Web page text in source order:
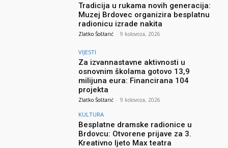
Tradicija u rukama novih generacija:
Muzej Brdovec organizira besplatnu
radionicu izrade nakita
Zlatko Šoštarić - 9 kolovoza, 2026
VIJESTI
Za izvannastavne aktivnosti u
osnovnim školama gotovo 13,9
milijuna eura: Financirana 104
projekta
Zlatko Šoštarić - 9 kolovoza, 2026
KULTURA
Besplatne dramske radionice u
Brdovcu: Otvorene prijave za 3.
Kreativno ljeto Max teatra